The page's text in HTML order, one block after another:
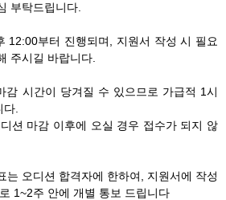
부탁드립니다.
12:00부터 진행되며, 지원서 작성 시 필요
주시길 바랍니다.
감 시간이 당겨질 수 있으므로 가급적 1시
.
션 마감 이후에 오실 경우 접수가 되지 않
는 오디션 합격자에 한하여, 지원서에 작성
1~2주 안에 개별 통보 드립니다